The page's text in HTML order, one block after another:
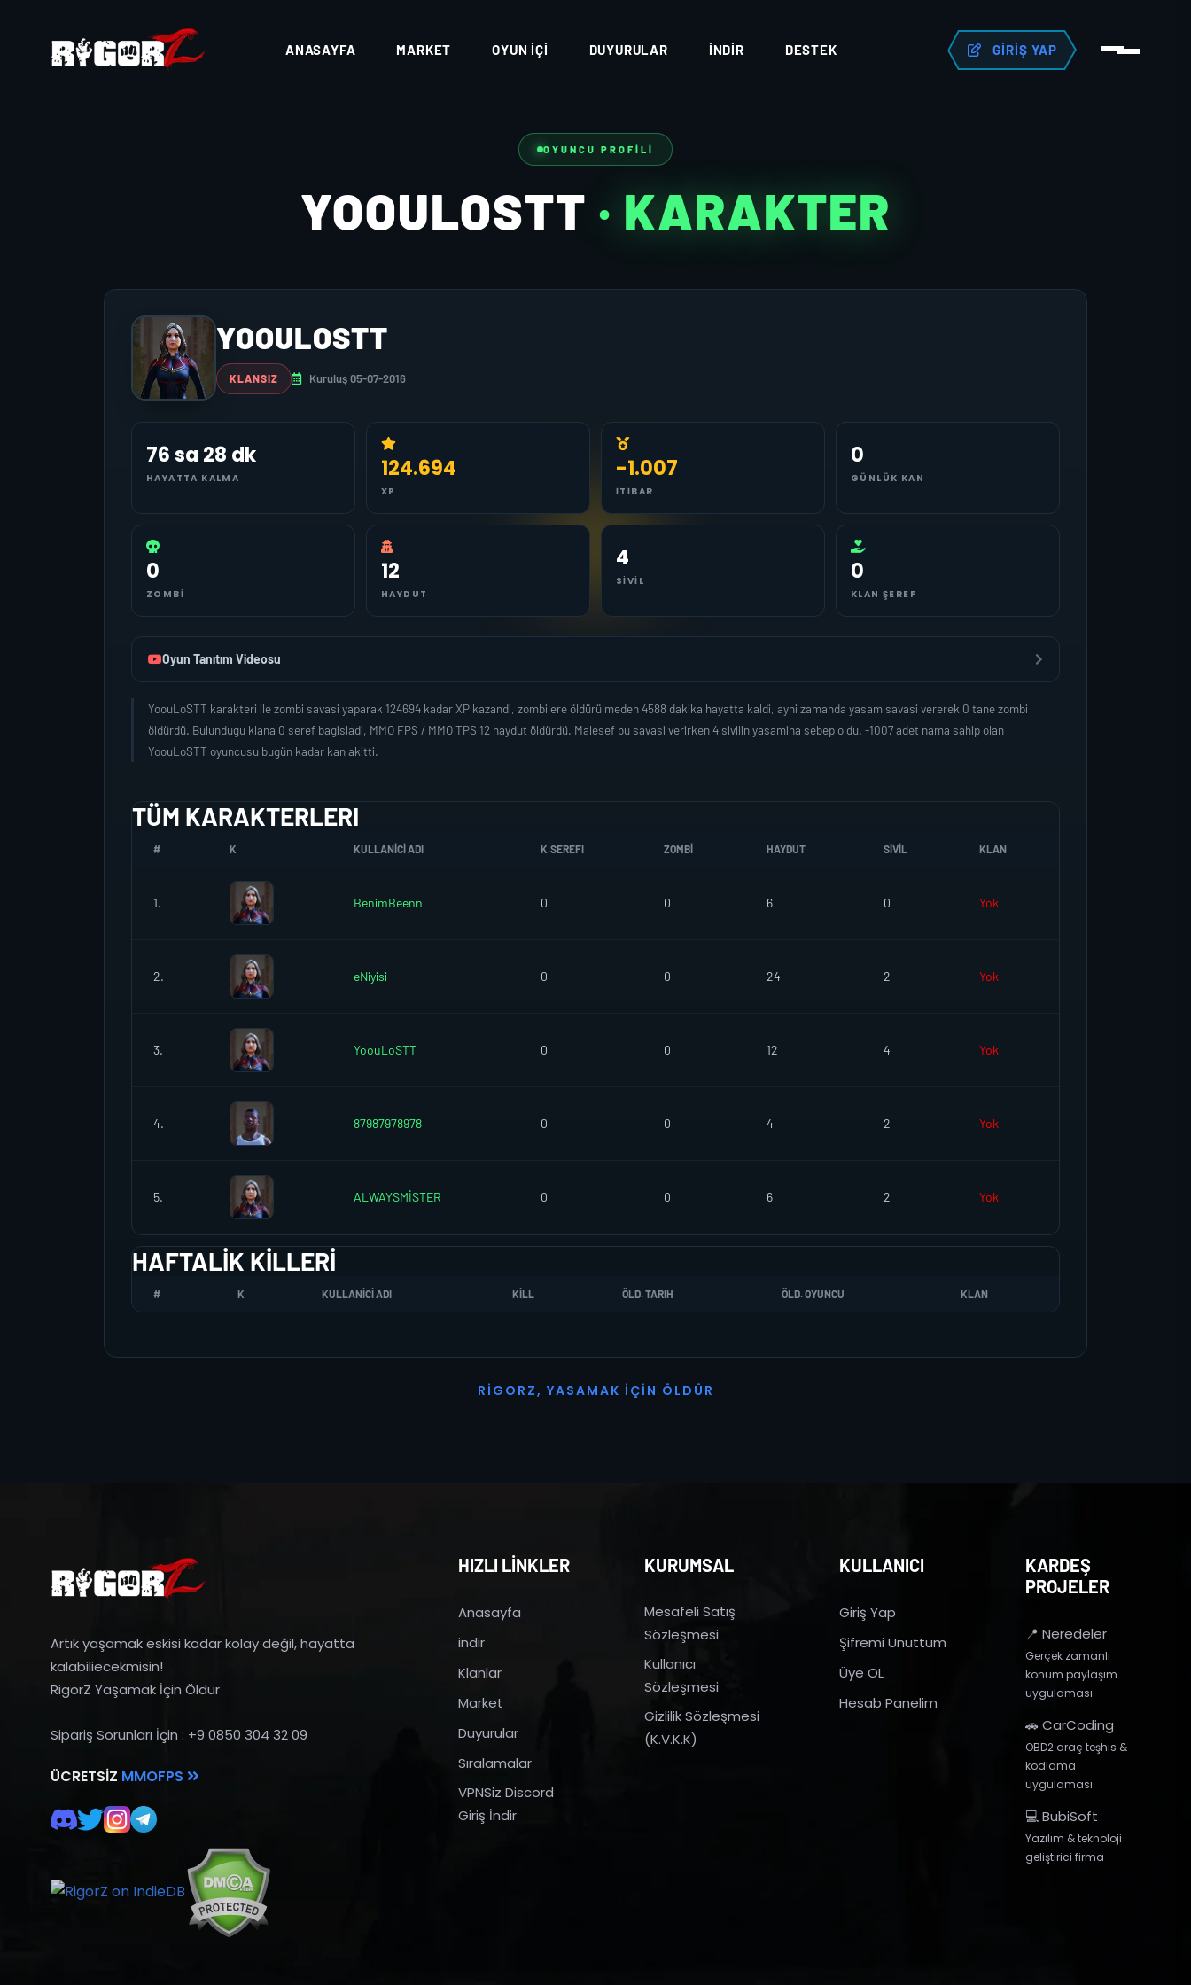
ANASAYFA MARKET OYUN İÇI DUYURULAR İNDIR DESTEK GIRIŞ YAP
OYUNCU PROFILI
YOOULOSTT · KARAKTER
YOOULOSTT
KLANSIZ Kuruluş 05-07-2016
76 sa 28 dk
HAYATTA KALMA 124.694
XP
-1.007
İTIBAR
0
GÜNLÜK KAN
0
ZOMBI
12
HAYDUT
4
SIVIL 0
KLAN ŞEREF
Oyun Tanıtım Videosu
YoouLoSTT karakteri ile zombi savasi yaparak 124694 kadar XP kazandi, zombilere öldürülmeden 4588 dakika hayatta kaldi, ayni zamanda yasam savasi vererek 0 tane zombi
öldürdü. Bulundugu klana 0 seref bagisladi, MMO FPS / MMO TPS 12 haydut öldürdü. Malesef bu savasi verirken 4 sivilin yasamina sebep oldu. -1007 adet nama sahip olan
YoouLoSTT oyuncusu bugün kadar kan akitti.
TÜM KARAKTERLERI
# K KULLANICI ADI K.SEREFI ZOMBI HAYDUT SIVIL KLAN
1. BenimBeenn 0 0 6 0 Yok
2. eNiyisi 0 0 24 2 Yok
3. YoouLoSTT 0 0 12 4 Yok
4. 87987978978 0 0 4 2 Yok
5. ALWAYSMİSTER 0 0 6 2 Yok
HAFTALIK KILLERI
# K KULLANICI ADI KILL ÖLD. TARIH ÖLD. OYUNCU KLAN
R I G O R Z, YASAMAK İ ÇI N Ö L D Ü R
Artık yaşamak eskisi kadar kolay değil, hayatta
kalabiliecekmisin!
RigorZ Yaşamak İçin Öldür
Sipariş Sorunları İçin : +9 0850 304 32 09
ÜCRETSIZ MMOFPS
HIZLI LİNKLER
Anasayfa
indir
Klanlar
Market
Duyurular
Sıralamalar
VPNSiz Discord
Giriş İndir
KURUMSAL
Mesafeli Satış
Sözleşmesi
Kullanıcı
Sözleşmesi
Gizlilik Sözleşmesi
(K.V.K.K)
KULLANICI
Giriş Yap
Şifremi Unuttum
Üye OL
Hesab Panelim
KARDEŞ
PROJELER
📍 Neredeler
Gerçek zamanlı
konum paylaşım
uygulaması
🚗 CarCoding
OBD2 araç teşhis &
kodlama
uygulaması
💻 BubiSoft
Yazılım & teknoloji
geliştirici firma